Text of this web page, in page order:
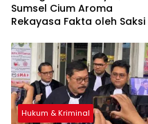
Sumsel Cium Aroma
Rekayasa Fakta oleh Saksi
Hukum & Kriminal